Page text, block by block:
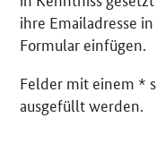
ihre Emailadresse
Formular einfügen.
Felder mit einem *
ausgefüllt werden.